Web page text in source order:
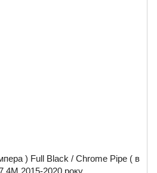
) Full Black / Chrome Pipe ( в
4M 2015-2020 року